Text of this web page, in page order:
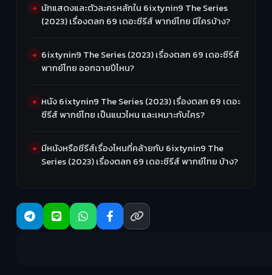
นักแสดงและตัวละครหลักใน 6ixtynin9 The Series
(2023) เรื่องตลก 69 เดอะซีรีส์ พากย์ไทย มีใครบ้าง?
6ixtynin9 The Series (2023) เรื่องตลก 69 เดอะซีรีส์
พากย์ไทย ออกฉายปีไหน?
หนัง 6ixtynin9 The Series (2023) เรื่องตลก 69 เดอะ
ซีรีส์ พากย์ไทย เป็นแนวไหน และเหมาะกับใคร?
มีหนังหรือซีรีส์เรื่องไหนที่คล้ายกับ 6ixtynin9 The
Series (2023) เรื่องตลก 69 เดอะซีรีส์ พากย์ไทย บ้าง?